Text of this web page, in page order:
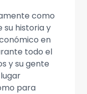
como
su historia y
en
todo el
y su gente
para